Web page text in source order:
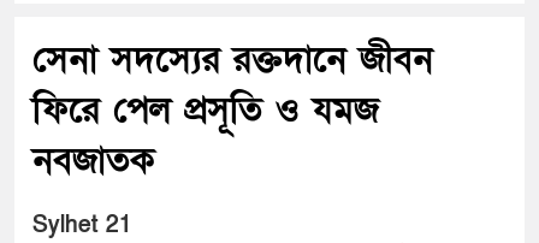
সেনা সদস্যের রক্তদানে জীবন
ফিরে পেল প্রসূতি ও যমজ
নবজাতক
Sylhet 21